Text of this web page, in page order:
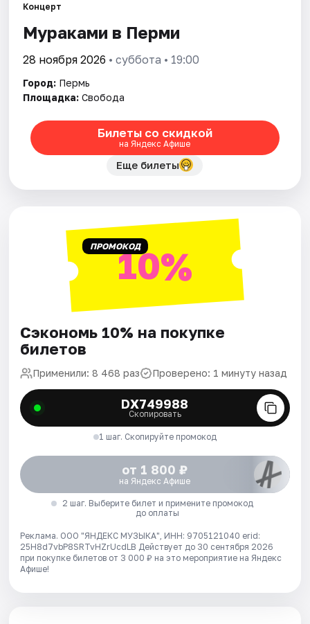
Площадки
Артисты
Рейтинги
Концерт
Мураками в Перми
28 ноября 2026 • суббота • 19:00
Город: Пермь
Площадка: Свобода
Билеты со скидкой
на Яндекс Афише
Еще билеты
ПРОМОКОД10%
Сэкономь 10% на покупке
билетов
Применили: 8 468 раз Проверено: 1 минуту назад
DX749988
Скопировать
1 шаг. Скопируйте промокод
от 1 800 ₽
на Яндекс Афише
2 шаг. Выберите билет и примените промокод
до оплаты
Реклама. ООО "ЯНДЕКС МУЗЫКА", ИНН: 9705121040 erid:
25H8d7vbP8SRTvHZrUcdLB Действует до 30 сентября 2026
при покупке билетов от 3 000 ₽ на это мероприятие на Яндекс
Афише!